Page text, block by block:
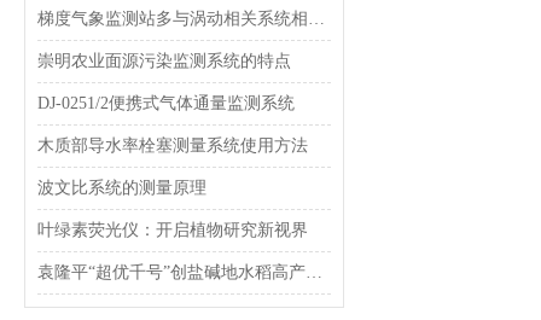
梯度气象监测站多与涡动相关系统相结合的作用
崇明农业面源污染监测系统的特点
DJ-0251/2便携式气体通量监测系统
木质部导水率栓塞测量系统使用方法
波文比系统的测量原理
叶绿素荧光仪：开启植物研究新视界
袁隆平“超优千号”创盐碱地水稻高产新纪录